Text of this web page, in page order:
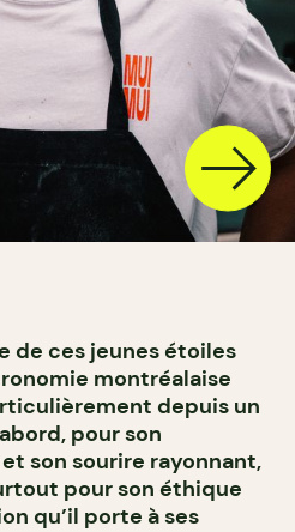
de ces jeunes étoiles
montréalaise
depuis un
pour son
son sourire rayonnant,
pour son éthique
qu’il porte à ses